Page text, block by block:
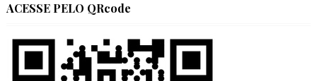
ACESSE PELO QRcode